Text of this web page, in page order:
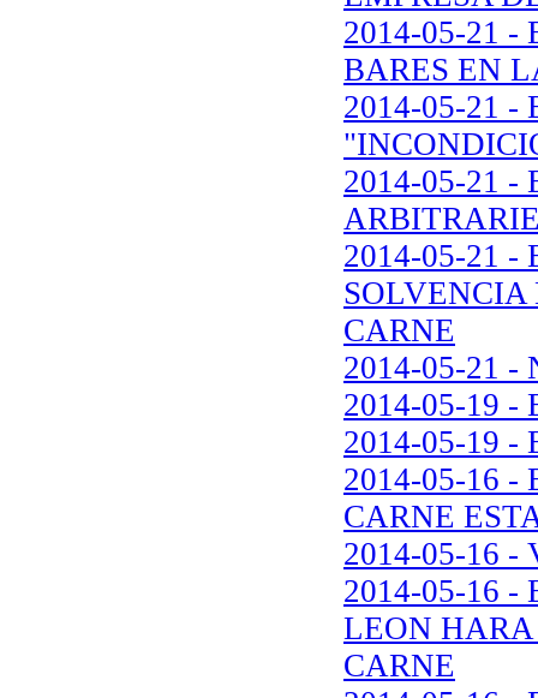
2014-05-21 -
BARES EN
2014-05-21 -
2014-05-21 -
2014-05-21 -
CARNE
2014-05-21 -
2014-05-19 -
2014-05-19 -
2014-05-16 -
CARNE
2014-05-16 -
2014-05-16 -
LEON
CARNE